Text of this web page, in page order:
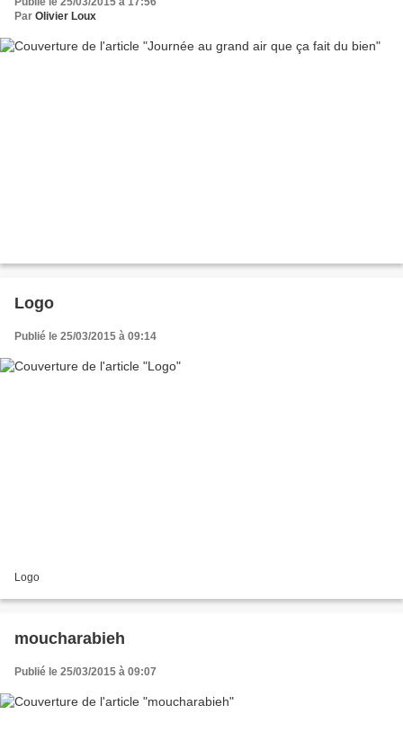
Par Olivier Loux
Logo
Publié le 25/03/2015 à 09:14
Logo
moucharabieh
Publié le 25/03/2015 à 09:07